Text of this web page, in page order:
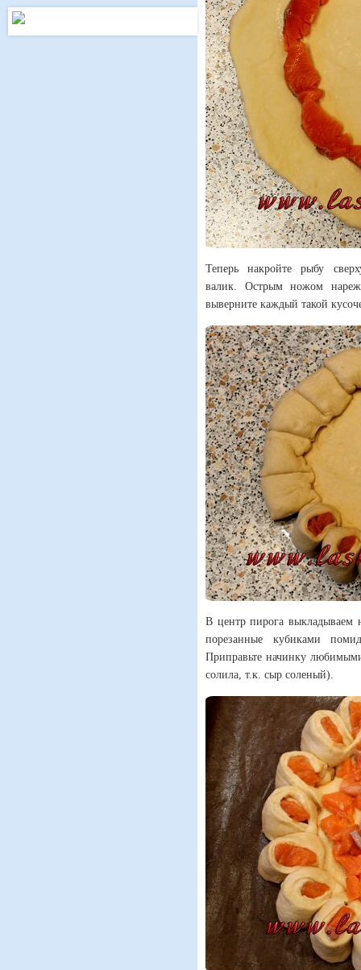
Теперь накройте рыбу
валик. Острым ножом
выверните каждый такой
В центр пирога выкладываем
порезанные кубиками
Приправьте начинку
солила, т.к. сыр соленый).